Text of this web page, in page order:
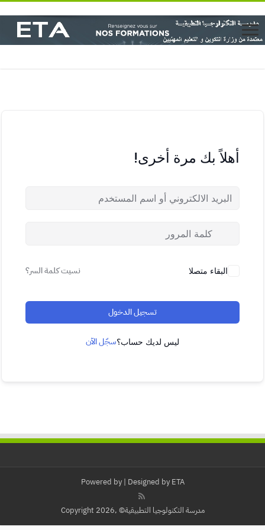
أهلاً بك مرة أخرى!
البقاء متصلا نسيت كلمة السر؟
تسجيل الدخول
ليس لديك حساب؟سجّل الآن
Powered by | Designed by ETA
مدرسة التكنولوجيا التطبيقية© ,Copyright 2026